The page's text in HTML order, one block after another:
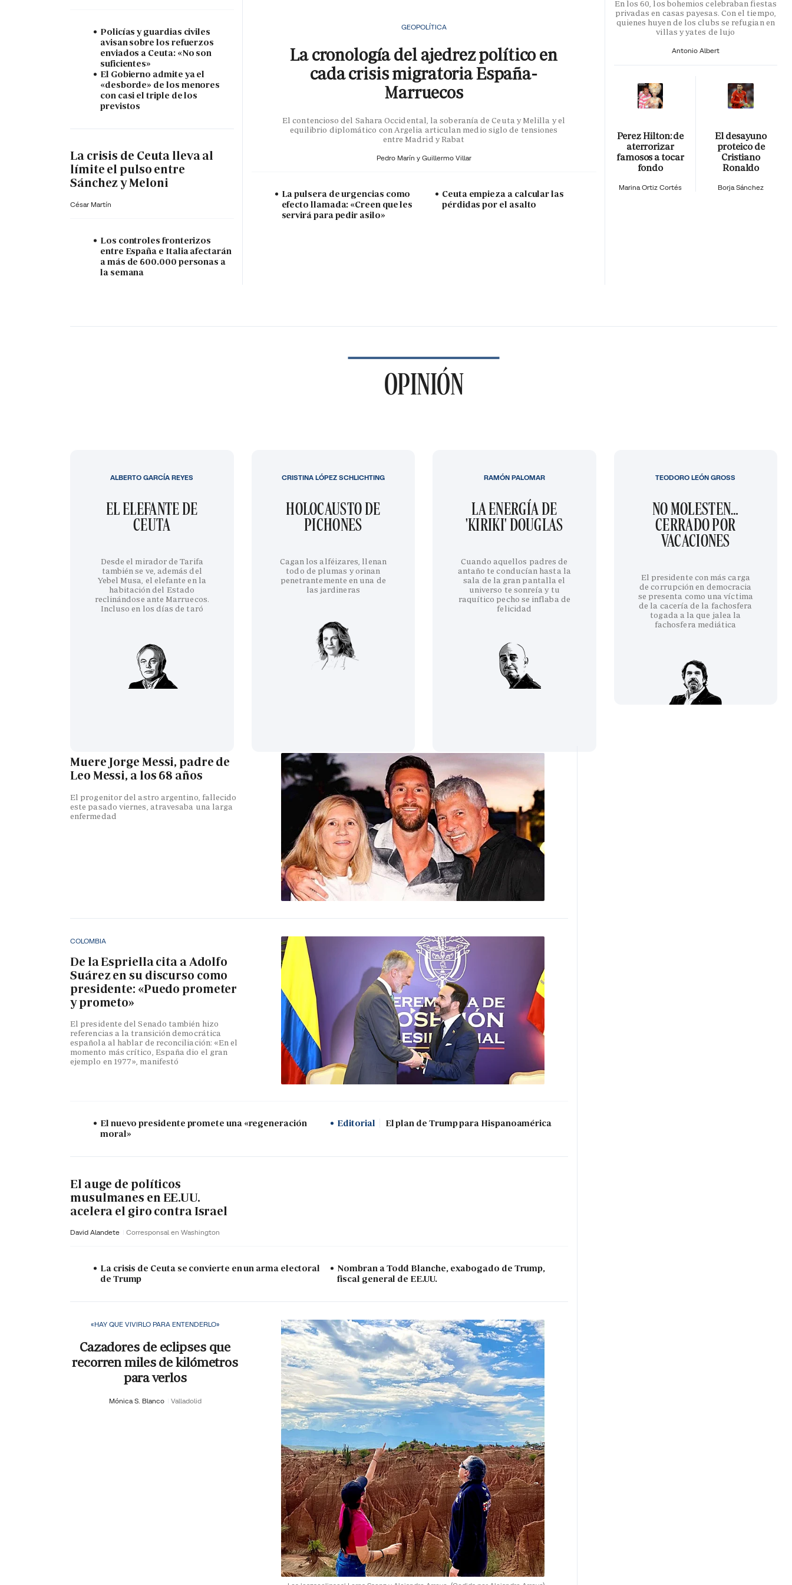
Policías y guardias civiles
avisan sobre los refuerzos
enviados a Ceuta: «No son
suficientes»
El Gobierno admite ya el
«desborde» de los menores
con casi el triple de los
previstos
La crisis de Ceuta lleva al
límite el pulso entre
Sánchez y Meloni
César Martín
Los controles fronterizos
entre España e Italia afectarán
a más de 600.000 personas a
la semana
GEOPOLÍTICA
La cronología del ajedrez político en
cada crisis migratoria España-
Marruecos
El contencioso del Sahara Occidental, la soberanía de Ceuta y Melilla y el
equilibrio diplomático con Argelia articulan medio siglo de tensiones
entre Madrid y Rabat
Pedro Marín y Guillermo Villar
La pulsera de urgencias como
efecto llamada: «Creen que les
servirá para pedir asilo»
Ceuta empieza a calcular las
pérdidas por el asalto
En los 60, los bohemios celebraban fiestas
privadas en casas payesas. Con el tiempo,
quienes huyen de los clubs se refugian en
villas y yates de lujo
Antonio Albert
Perez Hilton: de
aterrorizar
famosos a tocar
fondo
Marina Ortiz Cortés
El desayuno
proteico de
Cristiano
Ronaldo
Borja Sánchez
OPINIÓN
EL ELEFANTE DE
CEUTA
Desde el mirador de Tarifa
también se ve, además del
Yebel Musa, el elefante en la
habitación del Estado
reclinándose ante Marruecos.
Incluso en los días de taró
ALBERTO GARCÍA REYES
HOLOCAUSTO DE
PICHONES
Cagan los alféizares, llenan
todo de plumas y orinan
penetrantemente en una de
las jardineras
CRISTINA LÓPEZ SCHLICHTING
LA ENERGÍA DE
'KIRIKI' DOUGLAS
Cuando aquellos padres de
antaño te conducían hasta la
sala de la gran pantalla el
universo te sonreía y tu
raquítico pecho se inflaba de
felicidad
RAMÓN PALOMAR
NO MOLESTEN…
CERRADO POR
VACACIONES
El presidente con más carga
de corrupción en democracia
se presenta como una víctima
de la cacería de la fachosfera
togada a la que jalea la
fachosfera mediática
TEODORO LEÓN GROSS
Muere Jorge Messi, padre de
Leo Messi, a los 68 años
El progenitor del astro argentino, fallecido
este pasado viernes, atravesaba una larga
enfermedad
COLOMBIA
De la Espriella cita a Adolfo
Suárez en su discurso como
presidente: «Puedo prometer
y prometo»
El presidente del Senado también hizo
referencias a la transición democrática
española al hablar de reconciliación: «En el
momento más crítico, España dio el gran
ejemplo en 1977», manifestó
El nuevo presidente promete una «regeneración
moral»
Editorial El plan de Trump para Hispanoamérica
El auge de políticos
musulmanes en EE.UU.
acelera el giro contra Israel
David Alandete Corresponsal en Washington
La crisis de Ceuta se convierte en un arma electoral
de Trump
Nombran a Todd Blanche, exabogado de Trump,
fiscal general de EE.UU.
«HAY QUE VIVIRLO PARA ENTENDERLO»
Cazadores de eclipses que
recorren miles de kilómetros
para verlos
Mónica S. Blanco Valladolid